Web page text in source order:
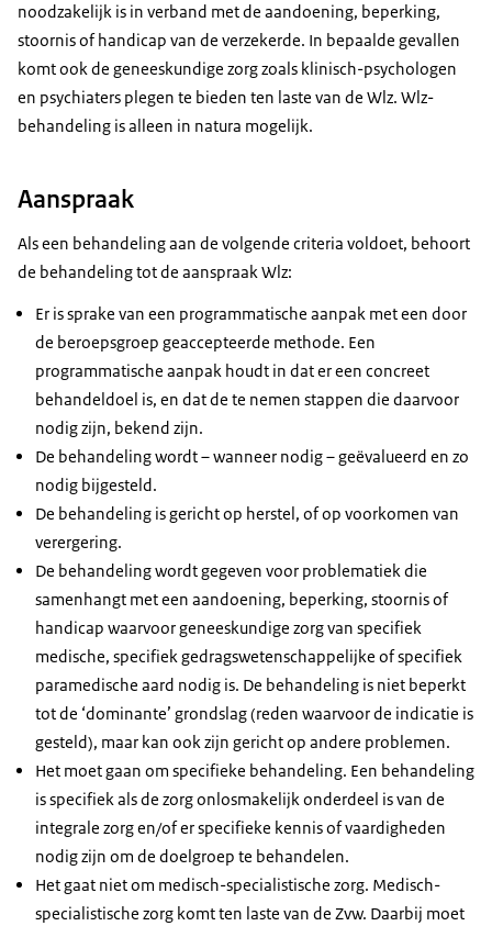
noodzakelijk is in verband met de aandoening, beperking,
stoornis of handicap van de verzekerde. In bepaalde gevallen
komt ook de geneeskundige zorg zoals klinisch-psychologen
en psychiaters plegen te bieden ten laste van de Wlz. Wlz-
behandeling is alleen in natura mogelijk.
Aanspraak
Als een behandeling aan de volgende criteria voldoet, behoort
de behandeling tot de aanspraak Wlz:
Er is sprake van een programmatische aanpak met een door
de beroepsgroep geaccepteerde methode. Een
programmatische aanpak houdt in dat er een concreet
behandeldoel is, en dat de te nemen stappen die daarvoor
nodig zijn, bekend zijn.
De behandeling wordt – wanneer nodig – geëvalueerd en zo
nodig bijgesteld.
De behandeling is gericht op herstel, of op voorkomen van
verergering.
De behandeling wordt gegeven voor problematiek die
samenhangt met een aandoening, beperking, stoornis of
handicap waarvoor geneeskundige zorg van specifiek
medische, specifiek gedragswetenschappelijke of specifiek
paramedische aard nodig is. De behandeling is niet beperkt
tot de ‘dominante’ grondslag (reden waarvoor de indicatie is
gesteld), maar kan ook zijn gericht op andere problemen.
Het moet gaan om specifieke behandeling. Een behandeling
is specifiek als de zorg onlosmakelijk onderdeel is van de
integrale zorg en/of er specifieke kennis of vaardigheden
nodig zijn om de doelgroep te behandelen.
Het gaat niet om medisch-specialistische zorg. Medisch-
specialistische zorg komt ten laste van de Zvw. Daarbij moet